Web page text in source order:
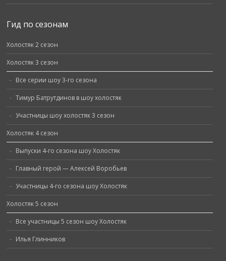
Гид по сезонам
Холостяк 2 сезон
Холостяк 3 сезон
Все серии шоу 3-го сезона
Тимур Батрутдинов в шоу холостяк
Участницы шоу холостяк 3 сезон
Холостяк 4 сезон
Выпуски 4-го сезона шоу Холостяк
Главный герой — Алексей Воробьев
Участницы 4-го сезона шоу Холостяк
Холостяк 5 сезон
Все участницы 5 сезон шоу Холостяк
Илья Глинников